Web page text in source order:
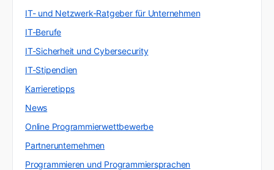
IT- und Netzwerk-Ratgeber für Unternehmen
IT-Berufe
IT-Sicherheit und Cybersecurity
IT-Stipendien
Karrieretipps
News
Online Programmierwettbewerbe
Partnerunternehmen
Programmieren und Programmiersprachen